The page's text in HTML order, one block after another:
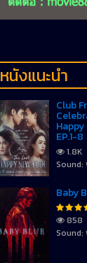
หนังแนะนำ
Club
EP.1-8
1.8K
Sound:
Baby
858
Sound: